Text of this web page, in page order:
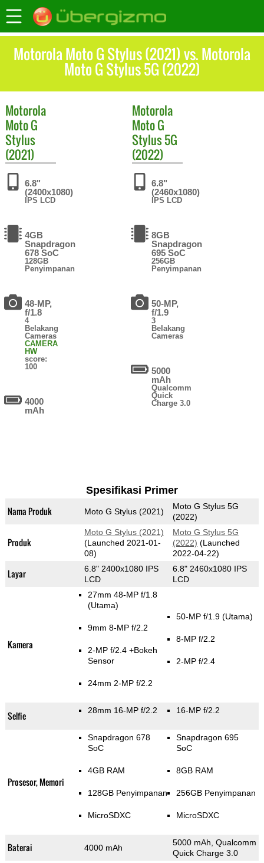
Motorola Moto G Stylus (2021) vs. Motorola
Moto G Stylus 5G (2022)
Motorola
Moto G
Stylus
(2021)
6.8"
(2400x1080)
IPS LCD
4GB
Snapdragon
678 SoC
128GB
Penyimpanan
48-MP,
f/1.8
4
Belakang
Cameras
CAMERA
HW
score:
100
4000
mAh
Motorola
Moto G
Stylus 5G
(2022)
6.8"
(2460x1080)
IPS LCD
8GB
Snapdragon
695 SoC
256GB
Penyimpanan
50-MP,
f/1.9
3
Belakang
Cameras
5000
mAh
Qualcomm
Quick
Charge 3.0
Spesifikasi Primer
Nama Produk Moto G Stylus (2021)
Moto G Stylus 5G
(2022)
Produk
Moto G Stylus (2021)
(Launched 2021-01-
08)
Moto G Stylus 5G
(2022) (Launched
2022-04-22)
Layar
6.8" 2400x1080 IPS
LCD
6.8" 2460x1080 IPS
LCD
Kamera
27mm 48-MP f/1.8
(Utama)
9mm 8-MP f/2.2
2-MP f/2.4 +Bokeh
Sensor
24mm 2-MP f/2.2
50-MP f/1.9 (Utama)
8-MP f/2.2
2-MP f/2.4
Selfie 28mm 16-MP f/2.2 16-MP f/2.2
Prosesor, Memori
Snapdragon 678
SoC
4GB RAM
128GB Penyimpanan
MicroSDXC
Snapdragon 695
SoC
8GB RAM
256GB Penyimpanan
MicroSDXC
Baterai 4000 mAh
5000 mAh, Qualcomm
Quick Charge 3.0